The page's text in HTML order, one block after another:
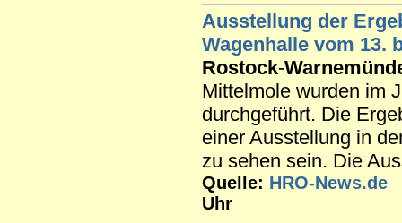
Ausstellung der
Wagenhalle vom 13.
Rostock-
Mittelmole wurden im
durchgeführt. Die
einer Ausstellung in
zu sehen sein. Die
Quelle: HRO-News.de
Uhr